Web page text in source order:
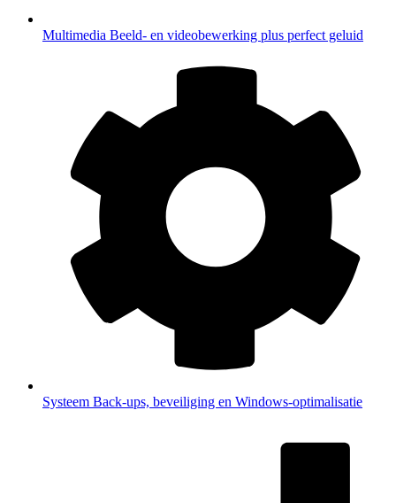
Multimedia Beeld- en videobewerking plus perfect geluid
Systeem Back-ups, beveiliging en Windows-optimalisatie